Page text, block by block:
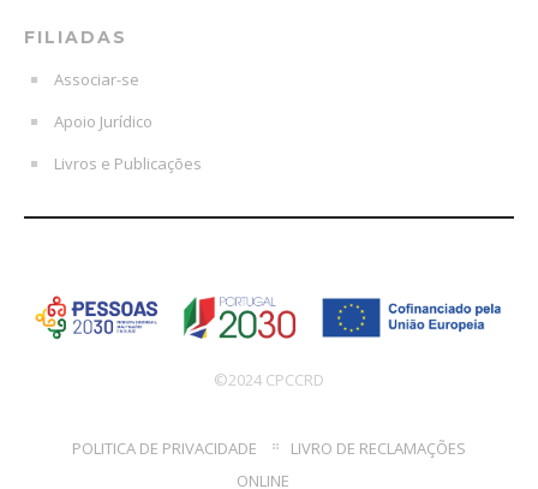
FILIADAS
Associar-se
Apoio Jurídico
Livros e Publicações
©2024 CPCCRD
POLITICA DE PRIVACIDADE
LIVRO DE RECLAMAÇÕES
ONLINE